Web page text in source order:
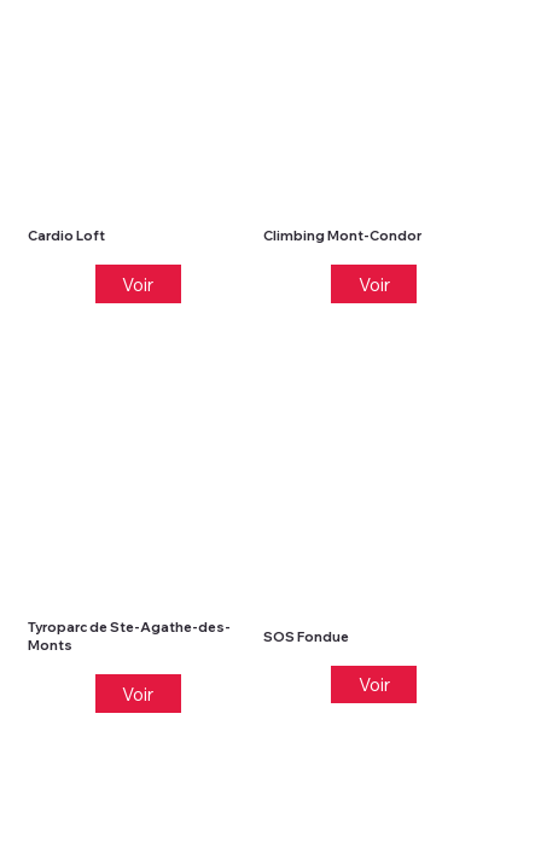
Cardio Loft
Voir
Climbing Mont-Condor
Voir
Tyroparc de Ste-Agathe-des-
Monts
Voir
SOS Fondue
Voir